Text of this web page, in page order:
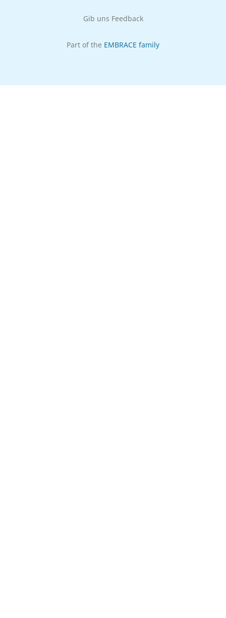
Gib uns Feedback
Part of the EMBRACE family